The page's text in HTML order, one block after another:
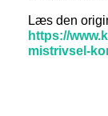
Læs den
https://
mistrivsel-